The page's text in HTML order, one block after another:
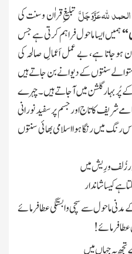
الحمد للّٰہعَزَّوَجَلَّتبلیغِ قراٰن وسنت کی
ہمیں ایسا ماحول فراہم کرتی ہے جس
ہوجاتا ہے، بے عمل اَعمالِ صالحہ کی
سنتوں کے دیوانے بن جاتے ہیں
پُربہا رگلشن میں آجاتے ہیں ۔چہرے
شریف کاتاج اورجسم پر سفید نورانی
رنگ میں رنگا ہوااسلامی بھائی سنتوں
زُلف ورِیش میں
ہے کیسا شاندار
ماحول سے سچی وابستگی عطا فرمائے
عطافرمائے!
پہ جہاں میں